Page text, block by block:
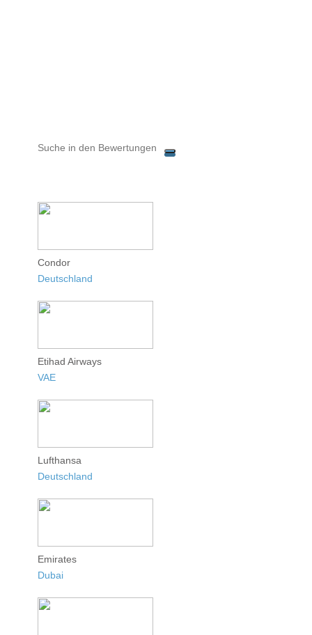
Condor
Deutschland
Etihad Airways
VAE
Lufthansa
Deutschland
Emirates
Dubai